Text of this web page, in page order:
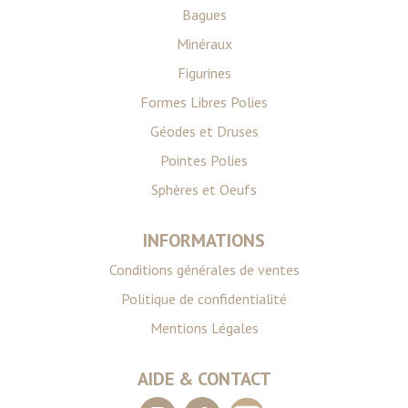
avec d'autres informations que vous leur avez fournies
ou qu'ils ont collectées lors de votre utilisation de leurs
Bagues
Minéraux
Figurines
Formes Libres Polies
Géodes et Druses
Pointes Polies
Sphères et Oeufs
INFORMATIONS
Conditions générales de ventes
Politique de confidentialité
Mentions Légales
AIDE & CONTACT